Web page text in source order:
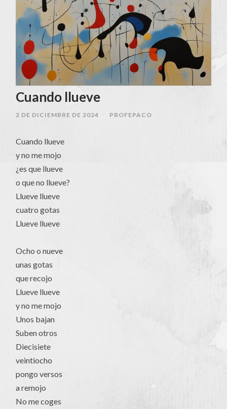
Cuando llueve
2 DE DICIEMBRE DE 2024 PROFEPACO
Cuando llueve
y no me mojo
¿es que llueve
o que no llueve?
Llueve llueve
cuatro gotas
Llueve llueve
Ocho o nueve
unas gotas
que recojo
Llueve llueve
y no me mojo
Unos bajan
Suben otros
Diecisiete
veintiocho
pongo versos
a remojo
No me coges